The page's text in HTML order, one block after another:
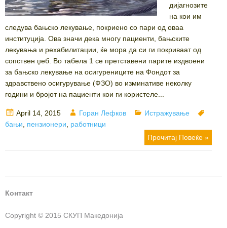
дијагнозите
на кои им
следува бањско лекување, покриено со пари од оваа
институција. Ова значи дека многу пациенти, бањските
лекувања и рехабилитации, ќе мора да си ги покриваат од
сопствен џеб. Во табела 1 се претставени парите издвоени
за бањско лекување на осигурениците на Фондот за
здравствено осигурување (ФЗО) во изминативе неколку
години и бројот на пациенти кои ги користеле...
Posted
on
April 14, 2015 Author
Горан Лефков Categories
Истражување
бањи
пензионери
работници
Прочитај Повеќе »
Контакт
Copyright © 2015 СКУП Македонија